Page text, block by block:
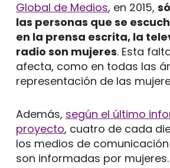
Global de Medios, en 2015,
las personas que se
en la prensa escrita, la
radio son mujeres. Esta
afecta, como en todas las
representación de las
Además, según el último
proyecto, cuatro de cada
los medios de
son informadas por